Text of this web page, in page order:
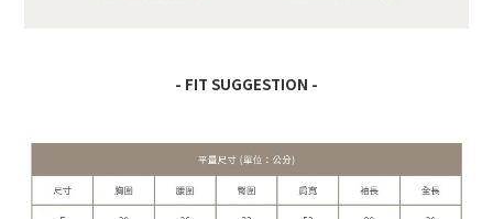
- FIT SUGGESTION -